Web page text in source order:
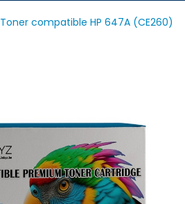
Toner compatible HP 647A (CE260)